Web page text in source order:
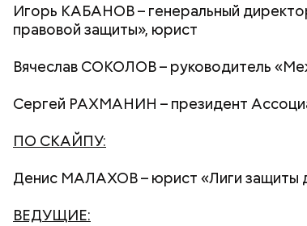
Игорь КАБАНОВ– генеральный
правовой защиты», юрист
Вячеслав СОКОЛОВ– руководитель
Сергей РАХМАНИН – президент
ПО СКАЙПУ:
Денис МАЛАХОВ– юрист «Лиги защиты
ВЕДУЩИЕ: